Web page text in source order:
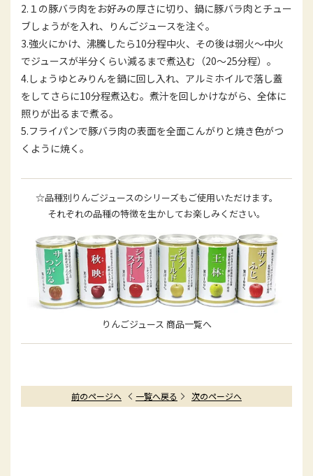
2.１の豚バラ肉をお好みの厚さに切り、鍋に豚バラ肉とチュー
ブしょうがを入れ、りんごジュースを注ぐ。
3.強火にかけ、沸騰したら10分程中火、その後は弱火～中火
でジュースが半分くらい減るまで煮込む（20～25分程）。
4.しょうゆとみりんを鍋に回し入れ、アルミホイルで落し蓋
をしてさらに10分程煮込む。煮汁を回しかけながら、全体に
照りが出るまで煮る。
5.フライパンで豚バラ肉の表面を全面こんがりと焼き色がつ
くように焼く。
☆品種別りんごジュースのシリーズもご使用いただけます。
それぞれの品種の特徴を生かしてお楽しみください。
りんごジュース 商品一覧へ
前のページへ 一覧へ戻る 次のページへ